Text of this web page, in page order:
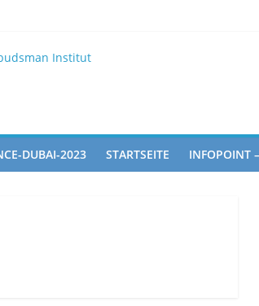
on Artificial Intelligence and Human Rights
Institut
INFOPOINT
STARTSEITE
DUBAI-2023